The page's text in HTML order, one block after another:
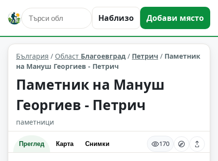
Наблизо Добави място
култура и изкуство Петрич Област: Благоевград
България / Област Благоевград / Петрич / Паметник
на Мануш Георгиев - Петрич
Паметник на Мануш
Георгиев - Петрич
паметници
Преглед Карта Снимки 170